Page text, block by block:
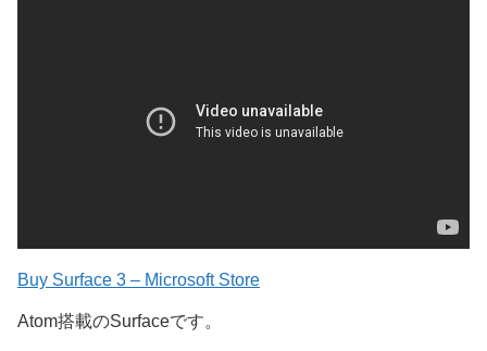
Buy Surface 3 – Microsoft Store
Atom搭載のSurfaceです。